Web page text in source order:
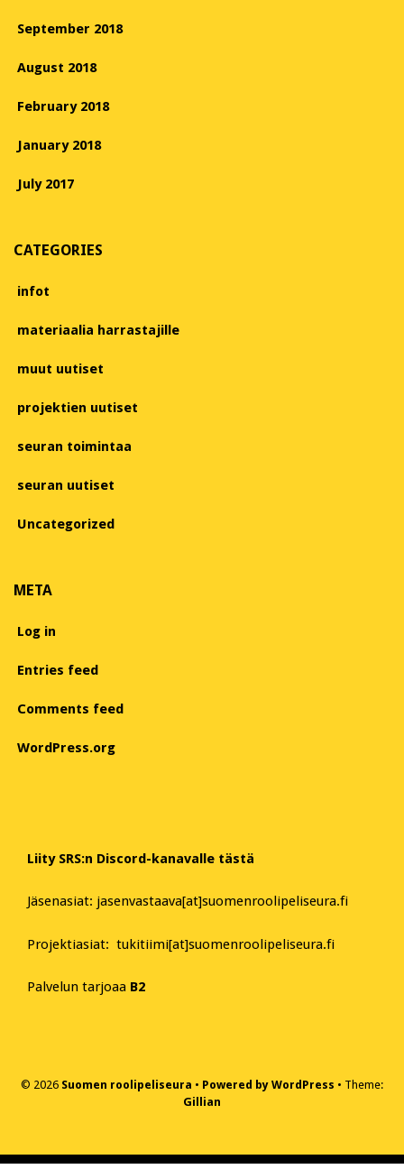
September 2018
August 2018
February 2018
January 2018
July 2017
CATEGORIES
infot
materiaalia harrastajille
muut uutiset
projektien uutiset
seuran toimintaa
seuran uutiset
Uncategorized
META
Log in
Entries feed
Comments feed
WordPress.org
Liity SRS:n Discord-kanavalle tästä
Jäsenasiat: jasenvastaava[at]suomenroolipeliseura.fi
Projektiasiat: tukitiimi[at]suomenroolipeliseura.fi
Palvelun tarjoaa B2
© 2026 Suomen roolipeliseura Powered by WordPress
Theme:
Gillian